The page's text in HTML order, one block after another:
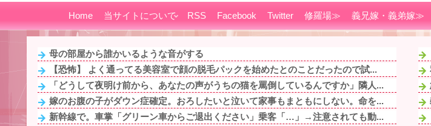
Home 当サイトについて RSS Facebook Twitter 修羅場≫ 義兄嫁・義弟嫁≫
母の部屋から誰かいるような音がする
【恐怖】 よく通ってる美容室で顔の脱毛パックを始めたとのことだったので試...
「どうして夜明け前から、あなたの声がうちの猫を罵倒しているんですか」隣人...
嫁のお腹の子がダウン症確定。おろしたいと泣いて家事もまともにしない。命を...
新幹線で。車掌「グリーン車からご退出ください」乗客「…」→注意されても動...